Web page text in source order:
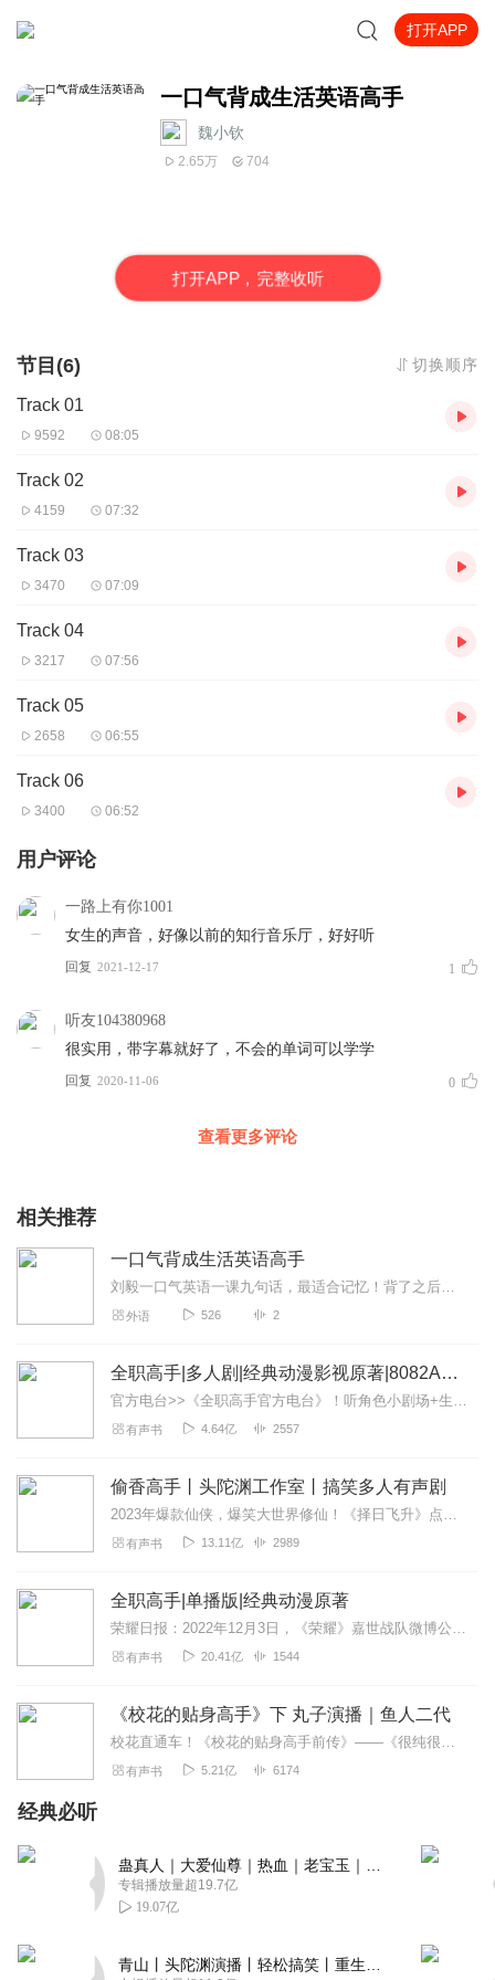
打开APP
一口气背成生活英语高手
魏小钦
2.65万 704
打开APP，完整收听
节目(6) 切换顺序
Track 01
9592 08:05
Track 02
4159 07:32
Track 03
3470 07:09
Track 04
3217 07:56
Track 05
2658 06:55
Track 06
3400 06:52
用户评论
一路上有你1001
女生的声音，好像以前的知行音乐厅，好好听
回复 2021-12-17 1
听友104380968
很实用，带字幕就好了，不会的单词可以学学
回复 2020-11-06 0
查看更多评论
相关推荐
一口气背成生活英语高手
刘毅一口气英语一课九句话，最适合记忆！背了之后，英语表达能力要胜过所有美国人！
外语 526 2
全职高手|多人剧|经典动漫影视原著|8082Audio制作|热血青春电竞
官方电台>>《全职高手官方电台》！听角色小剧场+生日特别福利<<喜马拉雅携手8082Audio全新打造经典热血竞技IP《全职高手》，欢迎订阅收听！作者简介...
有声书 4.64亿 2557
偷香高手丨头陀渊工作室丨搞笑多人有声剧
2023年爆款仙侠，爆笑大世界修仙！《择日飞升》点击传送头陀渊工作室超震撼有声剧《头狼》点击收听！点击订阅精彩不迷路！【内容简介】当主角醒来发现自己变成了宋青书...
有声书 13.11亿 2989
全职高手|单播版|经典动漫原著
荣耀日报：2022年12月3日，《荣耀》嘉世战队微博公告宣布队长叶秋（战法）正式退役，传奇永不落幕！刺儿演播，2020年度无敌流超爽爆款小说！《万族之劫》上线啦...
有声书 20.41亿 1544
《校花的贴身高手》下 丸子演播｜鱼人二代
校花直通车！《校花的贴身高手前传》——《很纯很暧昧》【点击直达！】《校花的贴身高手（上）》【点击直达！】新书推荐新书限时免费更有爆更福利不定时来袭哦~：《天...
有声书 5.21亿 6174
经典必听
专辑播放量超19.7亿
19.07亿